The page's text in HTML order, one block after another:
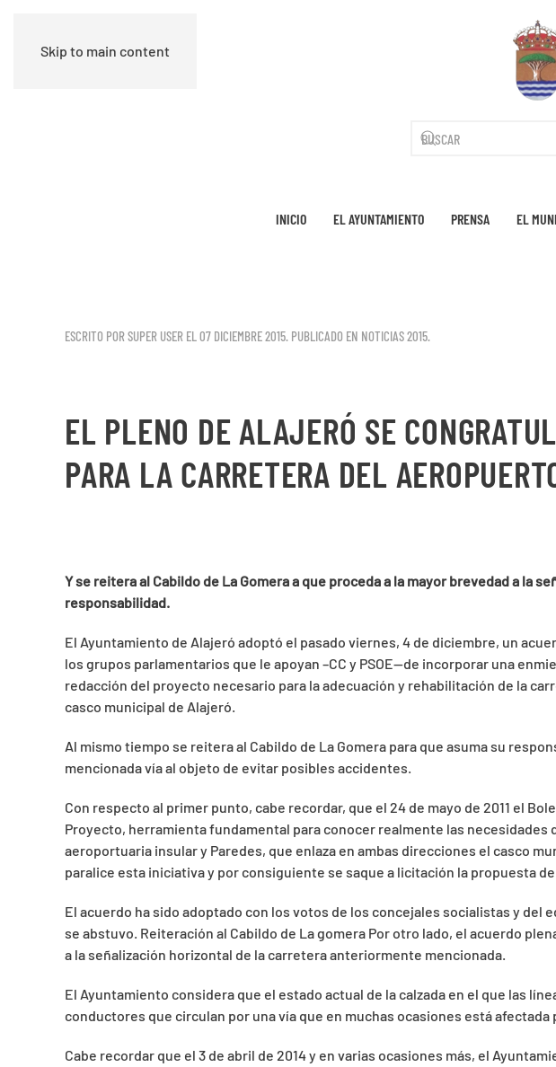
Skip to main content
INICIO EL AYUNTAMIENTO PRENSA EL
ESCRITO POR SUPER USER EL07 DICIEMBRE 2015. PUBLICADO EN NOTICIAS 2015.
EL PLENO DE ALAJERÓ SE
PARA LA CARRETERA DEL
Y se reitera al Cabildo de La Gomera a que proceda a la mayor brevedad a la
responsabilidad.
El Ayuntamiento de Alajeró adoptó el pasado viernes, 4 de diciembre, un
los grupos parlamentarios que le apoyan –CC y PSOE—de incorporar una
redacción del proyecto necesario para la adecuación y rehabilitación de la
casco municipal de Alajeró.
Al mismo tiempo se reitera al Cabildo de La Gomera para que asuma su
mencionada vía al objeto de evitar posibles accidentes.
Con respecto al primer punto, cabe recordar, que el 24 de mayo de 2011 el
Proyecto, herramienta fundamental para conocer realmente las
aeroportuaria insular y Paredes, que enlaza en ambas direcciones el casco
paralice esta iniciativa y por consiguiente se saque a licitación la propuesta
El acuerdo ha sido adoptado con los votos de los concejales socialistas y
se abstuvo. Reiteración al Cabildo de La gomera Por otro lado, el acuerdo
a la señalización horizontal de la carretera anteriormente mencionada.
El Ayuntamiento considera que el estado actual de la calzada en el que las
conductores que circulan por una vía que en muchas ocasiones está afectada
Cabe recordar que el 3 de abril de 2014 y en varias ocasiones más, el